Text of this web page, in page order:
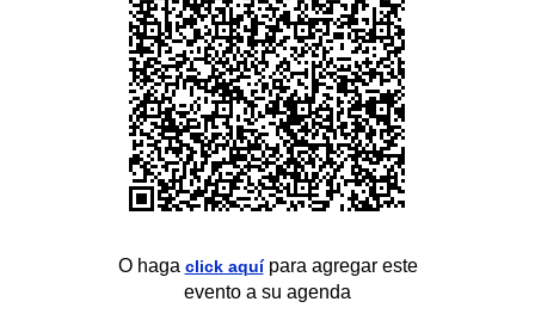
O haga click aquípara agregar este
evento a su agenda